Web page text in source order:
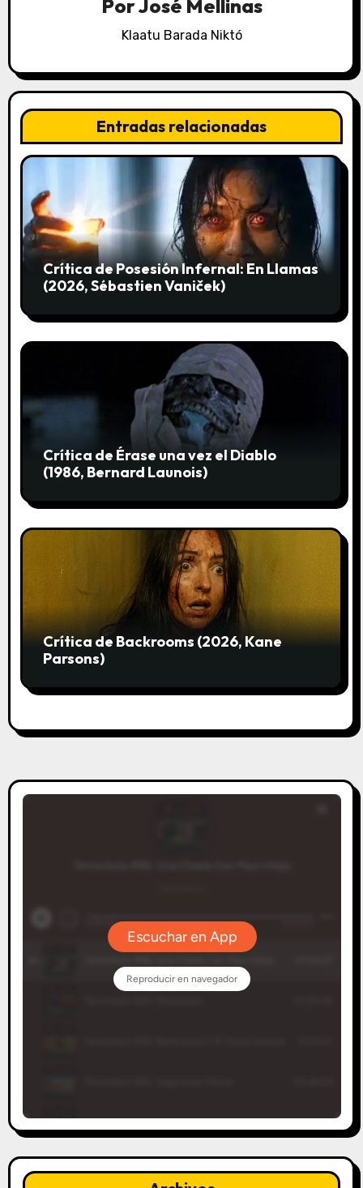
d
e
n
t
r
a
a
PorJosé Mellinas
Klaatu Barada Niktó
Entradas relacionadas
Crítica de Posesión Infernal: En Llamas
(2026, Sébastien Vaniček)
Crítica de Érase una vez el Diablo
(1986, Bernard Launois)
Crítica de Backrooms (2026, Kane
Parsons)